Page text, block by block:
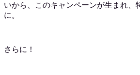
いから、このキャンペーンが生まれ、
に。
さらに！